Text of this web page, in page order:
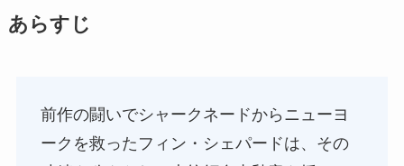
あらすじ
前作の闘いでシャークネードからニューヨ
ークを救ったフィン・シェパードは、その